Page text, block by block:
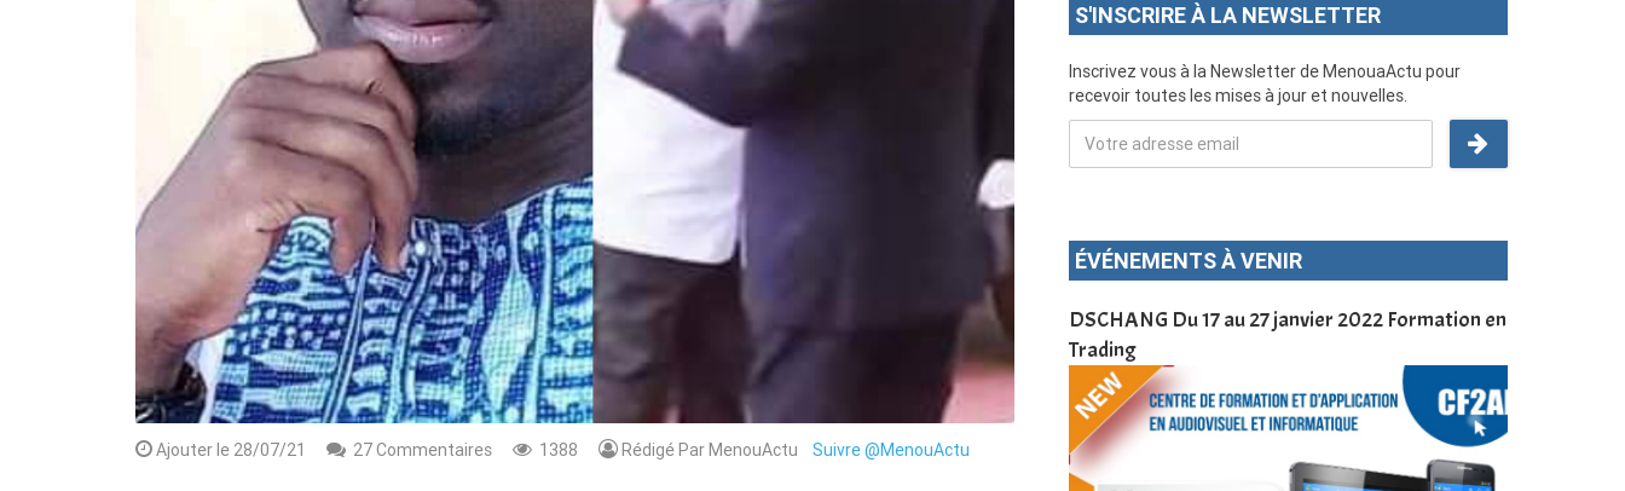
Ajouter le 28/07/21 27 Commentaires 1388 Rédigé Par MenouActuSuivre @MenouActu
S'INSCRIRE À LA NEWSLETTER
Inscrivez vous à la Newsletter de MenouaActu pour
recevoir toutes les mises à jour et nouvelles.
ÉVÉNEMENTS À VENIR
Rendez-vous le 10 Octobre avec GESPROS pour
une formation de qualité, un métier
Devenez infographiste professionnel en 10 jours
de formation pratique. Dschang du 17 au 27
janvier 2022
DSCHANG Du 17 au 27 janvier 2022 Formation en
Trading
Cameroun